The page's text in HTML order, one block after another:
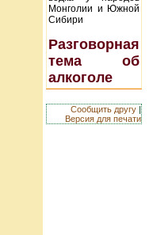
Монголии и Южной
Сибири
Разговорная
тема об
алкоголе
Сообщить другу |
Версия для печати